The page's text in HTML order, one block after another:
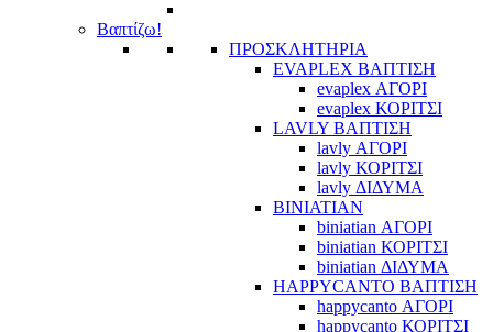
Βαπτίζω!
ΠΡΟΣΚΛΗΤΗΡΙΑ
EVAPLEX ΒΑΠΤΙΣΗ
evaplex ΑΓΟΡΙ
evaplex ΚΟΡΙΤΣΙ
LAVLY ΒΑΠΤΙΣΗ
lavly ΑΓΟΡΙ
lavly ΚΟΡΙΤΣΙ
lavly ΔΙΔΥΜΑ
BINIATIAN
biniatian ΑΓΟΡΙ
biniatian ΚΟΡΙΤΣΙ
biniatian ΔΙΔΥΜΑ
HAPPYCANTO ΒΑΠΤΙΣΗ
happycanto ΑΓΟΡΙ
happycanto ΚΟΡΙΤΣΙ